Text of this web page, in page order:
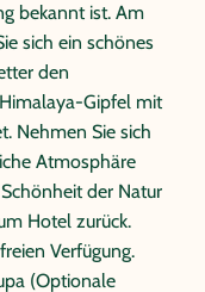
bekannt ist. Am
sich ein schönes
den
Gipfel mit
Nehmen Sie sich
Atmosphäre
der Natur
Hotel zurück.
Verfügung.
(Optionale